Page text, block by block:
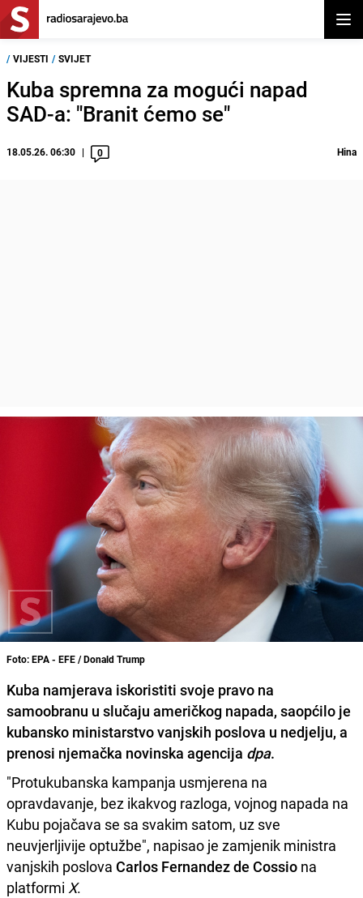
/ VIJESTI / SVIJET
Kuba spremna za mogući napad
SAD-a: "Branit ćemo se"
18.05.26. 06:30 0 Hina
Foto: EPA - EFE / Donald Trump
Kuba namjerava iskoristiti svoje pravo na
samoobranu u slučaju američkog napada, saopćilo je
kubansko ministarstvo vanjskih poslova u nedjelju, a
prenosi njemačka novinska agencija dpa.
"Protukubanska kampanja usmjerena na
opravdavanje, bez ikakvog razloga, vojnog napada na
Kubu pojačava se sa svakim satom, uz sve
neuvjerljivije optužbe", napisao je zamjenik ministra
vanjskih poslova Carlos Fernandez de Cossio na
platformi X.